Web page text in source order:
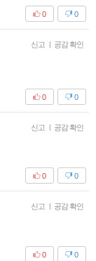
0
0
신고 | 공감 확인
0
0
신고 | 공감 확인
0
0
신고 | 공감 확인
0
0